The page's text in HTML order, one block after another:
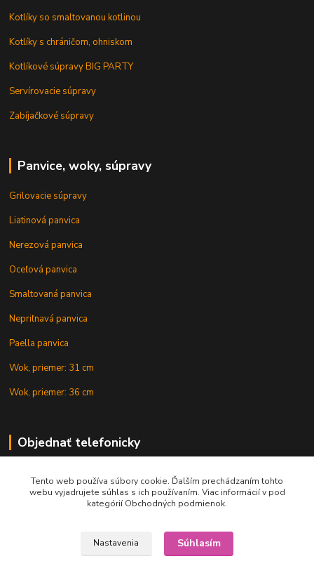
Kotlíky so smaltovanou kotlinou
Kotlíky s chráničom, ohniskom
Kotlíkové súpravy BIG PARTY
Servírovacie súpravy
Zabíjačkové súpravy
Panvice, woky, súpravy
Grilovacie súpravy
Liatinová panvica
Nerezová panvica
Oceľová panvica
Smaltovaná panvica
Nepriľnavá panvica
Paella panvica
Wok, priemer: 31 cm
Wok, priemer: 36 cm
Objednať telefonicky
+421 902 212 007
Tento web používa súbory cookie. Ďalším prechádzaním tohto
webu vyjadrujete súhlas s ich používaním. Viac informácií v pod
kategórií Obchodných podmienok.
Nastavenia Súhlasím